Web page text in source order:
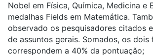
Nobel em Física, Química, Medicina e
medalhas Fields em Matemática.
observado os pesquisadores citados
de assuntos gerais. Somados, os dois
correspondem a 40% da pontuação;